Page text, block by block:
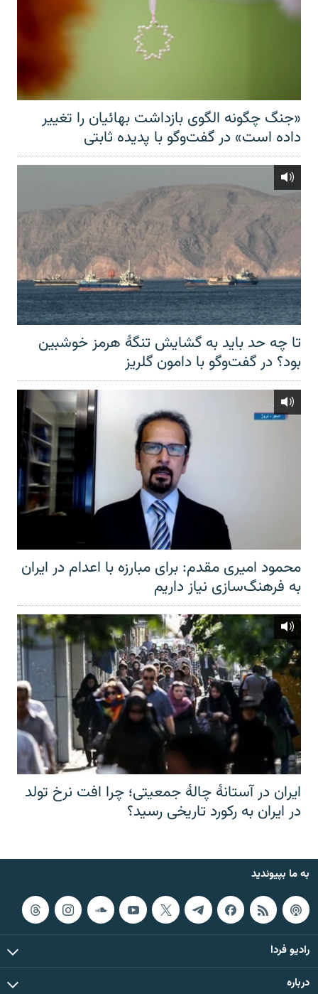
«جنگ چگونه الگوی بازداشت بهائیان را تغییر
داده است» در گفت‌وگو با پدیده ثابتی
تا چه حد باید به گشایش تنگهٔ هرمز خوشبین
بود؟ در گفت‌وگو با دامون گلریز
محمود امیری مقدم: برای مبارزه با اعدام در ایران
به فرهنگ‌سازی نیاز داریم
ایران در آستانهٔ چالهٔ جمعیتی؛ چرا افت نرخ تولد
در ایران به رکورد تاریخی رسید؟
به ما بپیوندید
رادیو فردا
درباره